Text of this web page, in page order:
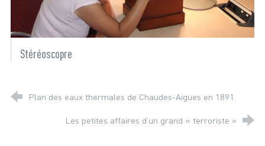
Stéréoscopre
Plan des eaux thermales de Chaudes-Aigues en 1891
Les petites affaires d’un grand « terroriste »